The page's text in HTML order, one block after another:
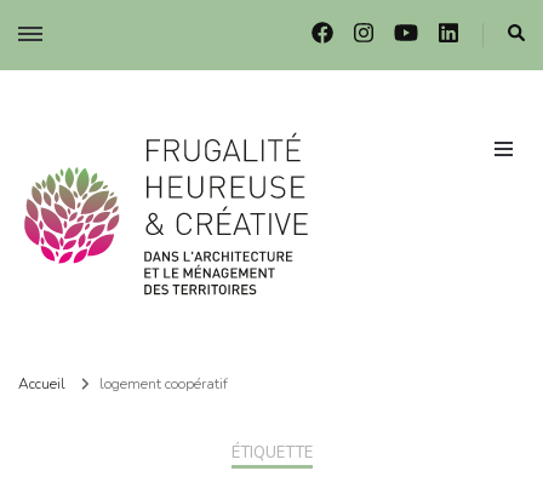
Frugalité dans l'architecture et le ménagement des territoires
Accueil logement coopératif
ÉTIQUETTE